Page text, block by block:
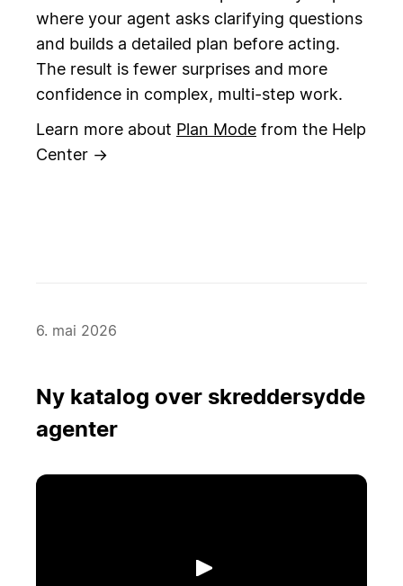
where your agent asks clarifying questions
and builds a detailed plan before acting.
The result is fewer surprises and more
confidence in complex, multi-step work.
Learn more about Plan Mode from the Help
Center →
6. mai 2026
Ny katalog over skreddersydde
agenter